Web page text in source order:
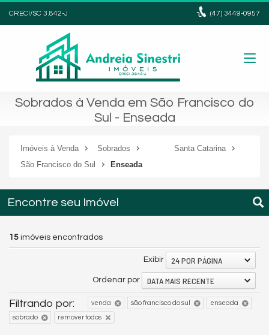
CRECI/SC 3.842-J (47)3449-0957
Sobrados à Venda em São Francisco do
Sul - Enseada
Imóveis à Venda Sobrados
Santa Catarina
São Francisco do Sul
Enseada
Encontre seu Imóvel
15 imóveis encontrados
Exibir 24 POR PÁGINA
Ordenar por DATA MAIS RECENTE
Filtrando por: venda são francisco do sul enseada
sobrado remover todos